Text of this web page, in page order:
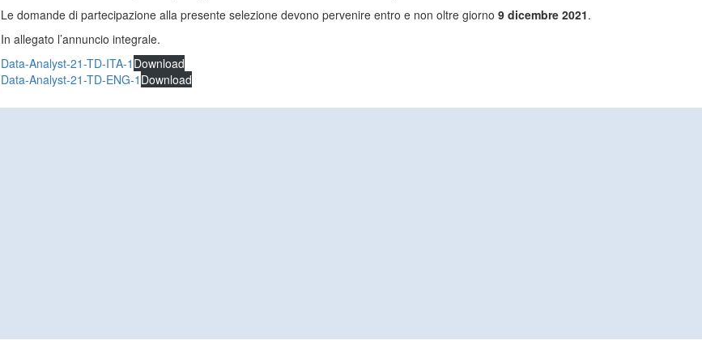
Le domande di partecipazione alla presente selezione devono pervenire entro e non oltre giorno 9 dicembre 2021.
In allegato l’annuncio integrale.
Data-Analyst-21-TD-ITA-1 Download
Data-Analyst-21-TD-ENG-1 Download